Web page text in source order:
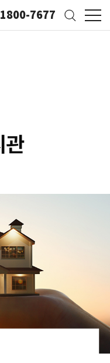
1800-7677